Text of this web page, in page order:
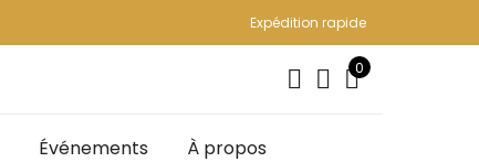
Expédition rapide
0
Événements À propos